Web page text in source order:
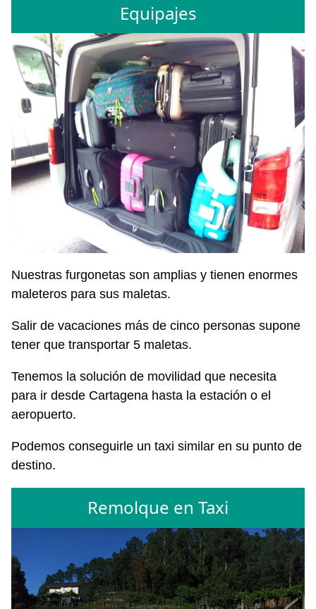
Equipajes
Nuestras furgonetas son amplias y tienen enormes
maleteros para sus maletas.
Salir de vacaciones más de cinco personas supone
tener que transportar 5 maletas.
Tenemos la solución de movilidad que necesita
para ir desde Cartagena hasta la estación o el
aeropuerto.
Podemos conseguirle un taxi similar en su punto de
destino.
Remolque en Taxi